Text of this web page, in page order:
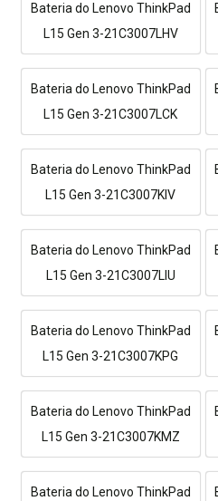
Bateria do Lenovo ThinkPad
L15 Gen 3-21C3007LHV
Bateria do Lenovo ThinkPad
L15 Gen 3-21C3007LCK
Bateria do Lenovo ThinkPad
L15 Gen 3-21C3007KIV
Bateria do Lenovo ThinkPad
L15 Gen 3-21C3007LIU
Bateria do Lenovo ThinkPad
L15 Gen 3-21C3007KPG
Bateria do Lenovo ThinkPad
L15 Gen 3-21C3007KMZ
Bateria do Lenovo ThinkPad